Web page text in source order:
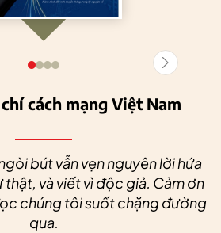
chí cách mạng Việt Nam
bút vẫn vẹn nguyên lời hứa
thật, và viết vì độc giả. Cảm ơn
chúng tôi suốt chặng đường
qua.